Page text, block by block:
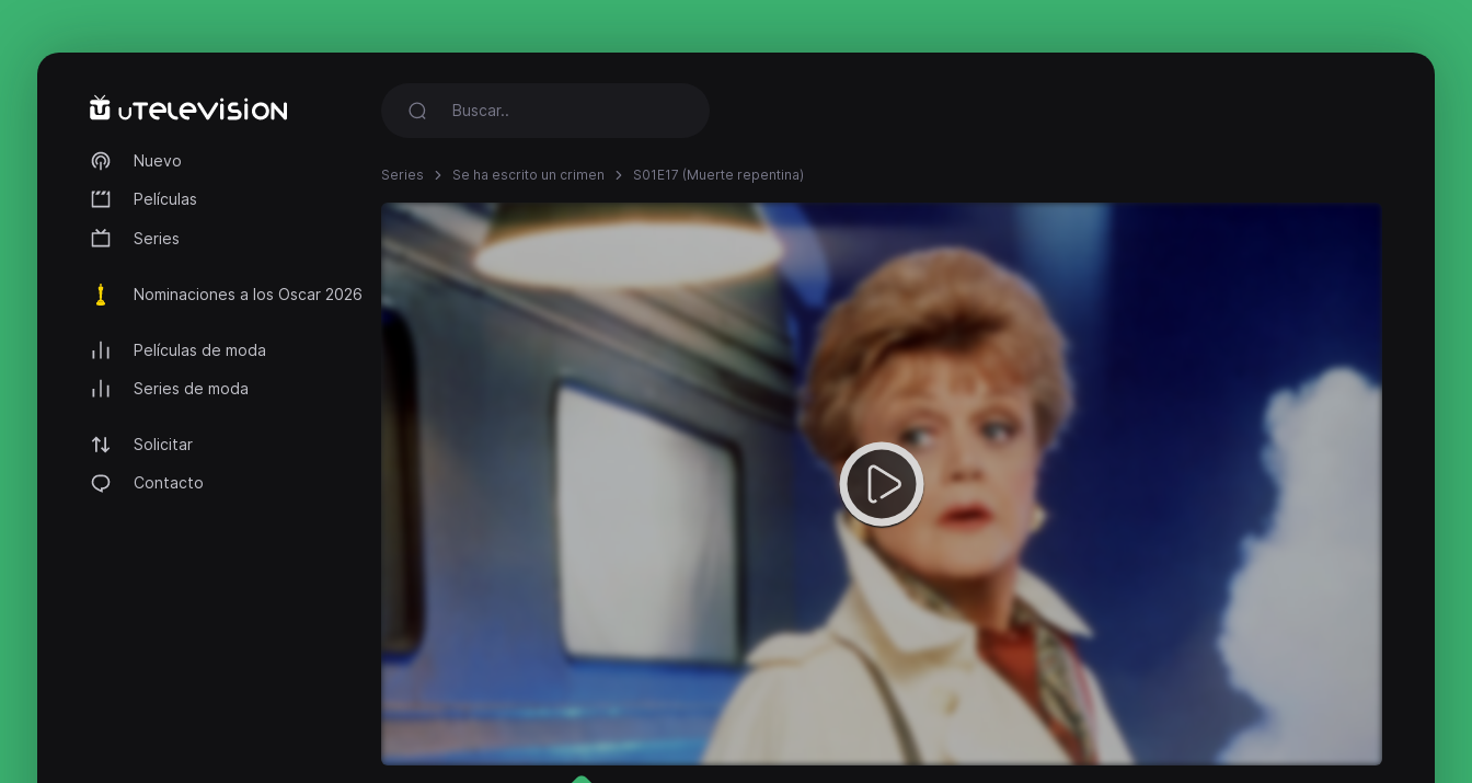
Nuevo
Películas
Series
Nominaciones a los Oscar 2026
Películas de moda
Series de moda
Solicitar
Contacto
Series Se ha escrito un crimen S01E17 (Muerte repentina)